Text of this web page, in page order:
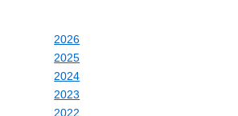
2026
2025
2024
2023
2022